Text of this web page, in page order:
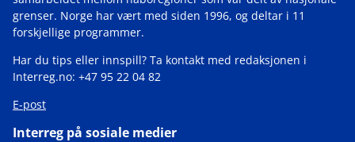
grenser. Norge har vært med siden 1996, og deltar i 11
forskjellige programmer.
Har du tips eller innspill? Ta kontakt med redaksjonen i
Interreg.no: +47 95 22 04 82
E-post
Interreg på sosiale medier